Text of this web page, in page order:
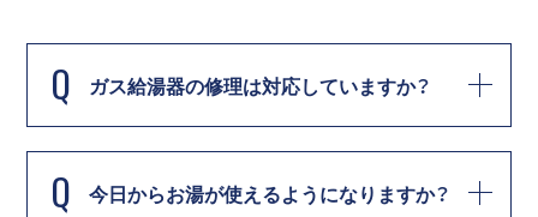
Q ガス給湯器の修理は対応していますか？
Q 今日からお湯が使えるようになりますか？